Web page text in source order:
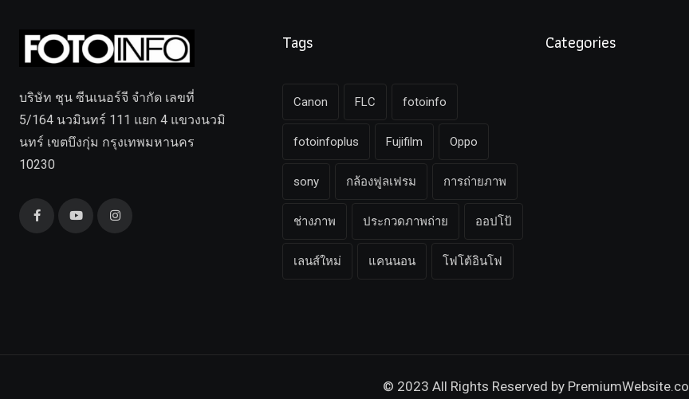
บริษัท ชุน ซีนเนอร์จี จำกัด เลขที่
5/164 นวมินทร์ 111 แยก 4 แขวงนวมิ
นทร์ เขตบึงกุ่ม กรุงเทพมหานคร
10230
Tags
Canon FLC fotoinfo
fotoinfoplus Fujifilm Oppo
sony กล้องฟูลเฟรม การถ่ายภาพ
ช่างภาพ ประกวดภาพถ่าย ออปโป้
เลนส์ใหม่ แคนนอน โฟโต้อินโฟ
Categories
© 2023 All Rights Reserved by PremiumWebsite.co